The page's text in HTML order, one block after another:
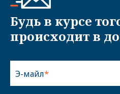
Будь в курсе
происходит в
Э-майл